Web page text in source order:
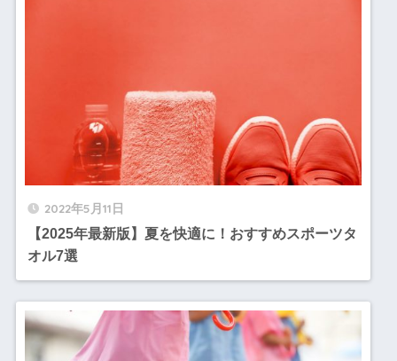
2022年5月11日
【2025年最新版】夏を快適に！おすすめスポーツタ
オル7選